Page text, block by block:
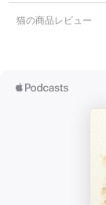
猫の商品レビュー